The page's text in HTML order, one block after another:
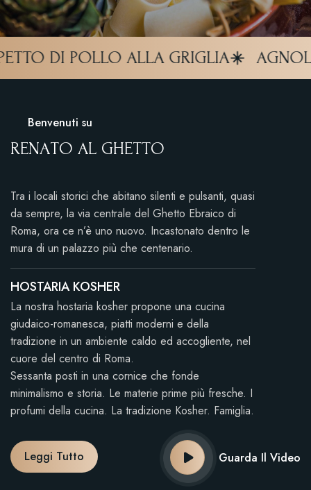
DI POLLO ALLA GRIGLIA AGNOLOTTI
Benvenuti su
RENATO AL GHETTO
Tra i locali storici che abitano silenti e pulsanti, quasi
da sempre, la via centrale del Ghetto Ebraico di
Roma, ora ce n’è uno nuovo. Incastonato dentro le
mura di un palazzo più che centenario.
HOSTARIA KOSHER
La nostra hostaria kosher propone una cucina
giudaico-romanesca, piatti moderni e della
tradizione in un ambiente caldo ed accogliente, nel
cuore del centro di Roma.
Sessanta posti in una cornice che fonde
minimalismo e storia. Le materie prime più fresche. I
profumi della cucina. La tradizione Kosher. Famiglia.
Leggi Tutto Guarda Il Video